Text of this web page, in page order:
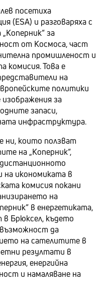
посетиха
(ESA) и разговаряха с
за
от Космоса, част
промишленост и
комисия. Това е
на
политики
за
запаси,
инфраструктура.
ни, които ползват
на „Коперник“,
на икономиката в
комисия покани
на
в енергетиката,
в Брюксел, където
да
на сателитите в
резултати в
енергийна
и намаляване на